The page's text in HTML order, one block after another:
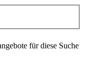
für diese Suche